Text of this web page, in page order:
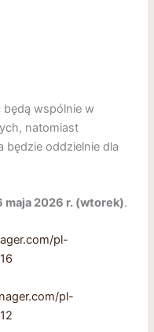
będą wspólnie w
natomiast
będzie oddzielnie dla
maja 2026 r. (wtorek).
pl-
pl-